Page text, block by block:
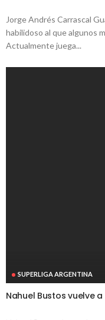
Jorge Andrés Carrascal
habilidoso al que algunos
Actualmente juega...
SUPERLIGA ARGENTINA
Nahuel Bustos vuelve